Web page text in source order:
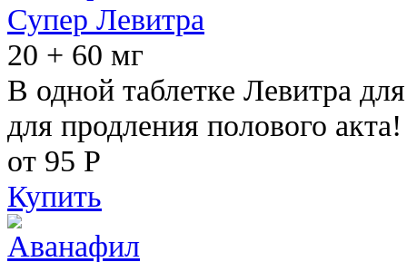
Супер Левитра
20 + 60 мг
В одной таблетке Левитра
для продления полового акта!
от 95 Р
Купить